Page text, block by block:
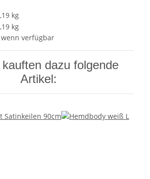
kg
kg
verfügbar
dazu folgende
Artikel: